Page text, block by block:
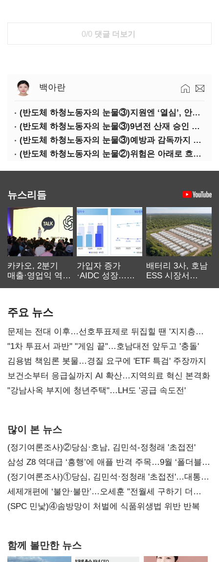
0/0 댓글 더보기
백아란
(반도체 하청노동자의 눈물③)지원엔 ‘열심’, 안전엔 ‘무심’
(반도체 하청노동자의 눈물③)9년전 산재 승인 간소화 제도…현장선 ‘문턱’ 여전
(반도체 하청노동자의 눈물③)예방과 감독까지 기업 책임
(반도체 하청노동자의 눈물②)위험은 아래로 흐른다
뉴스리듬
카카오, 2분기
매출·영업익 역대
가입자 증가
·AIDC 성장…
배터리 3사, 호남
ESS 시장서
주요 뉴스
문제는 전대 이후…선호투표제로 뒤집힐 땐 '지지층
불복'
"1차 투표서 과반" "게임 끝"…호남대전 앞두고 '충돌'
김용범 책임론 봇물…경질 요구에 'ETF 특검' 주장까지
보건소부터 응급실까지 AI 확산…지역의료 혁신 본격화
"강남사옥 부지에 청년주택"…LH도 '공급 속도전'
많이 본 뉴스
(정기여론조사)②당심·호남, 김민석-정청래 '초접전'
삼성 Z8 역대급 ‘흥행’에 애플 반격 주목…9월 ‘폴더블
대전’
(정기여론조사)①당심, 김민석·정청래 '초접전'…대통령
지지도 '50% 아래로'(종합)
세제개편에 ‘불안·불만’…오세훈 "전월세 구하기 더
힘들어질 것"
(SPC 민낯)④솜방망이 처벌에 식품위생법 위반 반복
함께 볼만한 뉴스